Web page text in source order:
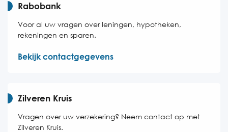
Rabobank
Voor al uw vragen over leningen, hypotheken,
rekeningen en sparen.
Bekijk contactgegevens
Zilveren Kruis
Vragen over uw verzekering? Neem contact op met
Zilveren Kruis.